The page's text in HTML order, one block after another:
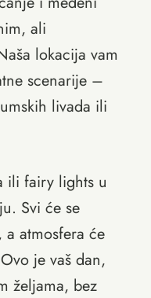
ali
lokacija vam
scenarije –
livada ili
ili fairy lights u
Svi će se
atmosfera će
je vaš dan,
željama, bez